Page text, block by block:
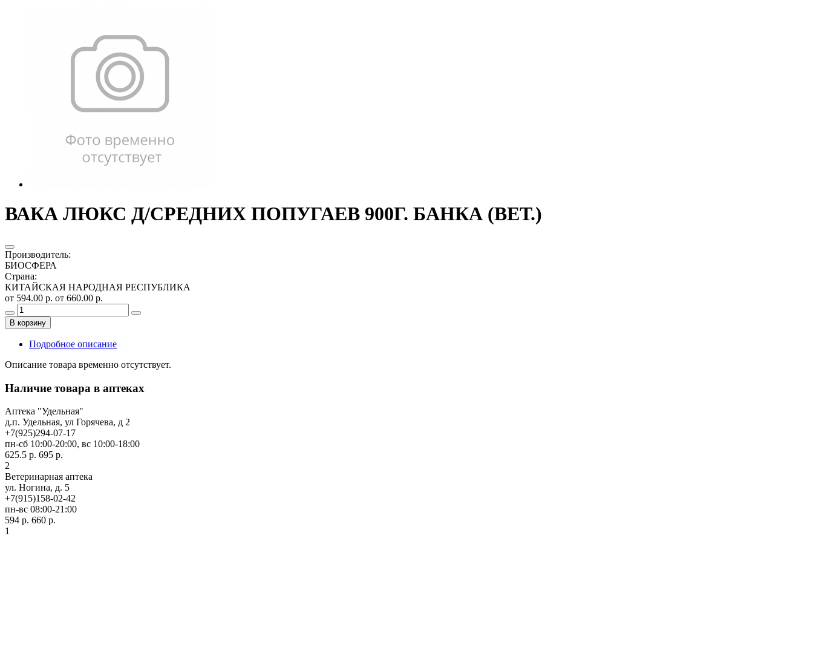
ВАКА ЛЮКС Д/СРЕДНИХ ПОПУГАЕВ 900Г. БАНКА (ВЕТ.)
Производитель:
БИОСФЕРА
Страна:
КИТАЙСКАЯ НАРОДНАЯ РЕСПУБЛИКА
от 594.00 р. от 660.00 р.
В корзину
Подробное описание
Описание товара временно отсутствует.
Наличие товара в аптеках
Аптека "Удельная"
д.п. Удельная, ул Горячева, д 2
+7(925)294-07-17
пн-сб 10:00-20:00, вс 10:00-18:00
625.5 р. 695 р.
2
Ветеринарная аптека
ул. Ногина, д. 5
+7(915)158-02-42
пн-вс 08:00-21:00
594 р. 660 р.
1